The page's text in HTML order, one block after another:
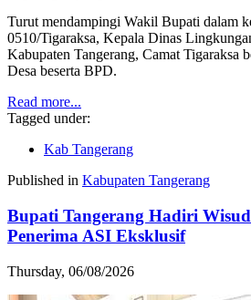
Turut mendampingi Wakil Bupati dalam
0510/Tigaraksa, Kepala Dinas
Kabupaten Tangerang, Camat Tigaraksa
Desa beserta BPD.
Read more...
Tagged under:
Kab Tangerang
Published in Kabupaten Tangerang
Bupati Tangerang Hadiri
Penerima ASI Eksklusif
Thursday, 06/08/2026